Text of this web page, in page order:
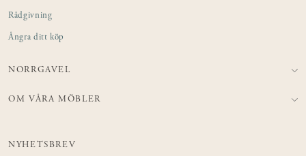
Rådgivning
Ångra ditt köp
NORRGAVEL
OM VÅRA MÖBLER
NYHETSBREV